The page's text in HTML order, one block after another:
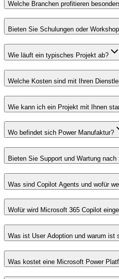
Welche Branchen profitieren
Bieten Sie Schulungen oder
Wie läuft ein typisches Projekt ab?
Welche Kosten sind mit Ihren
Wie kann ich ein Projekt mit Ihnen
Wo befindet sich Power Manufaktur?
Bieten Sie Support und Wartung
Was sind Copilot Agents und wofür
Wofür wird Microsoft 365 Copilot
Was ist User Adoption und warum ist
Was kostet eine Microsoft Power